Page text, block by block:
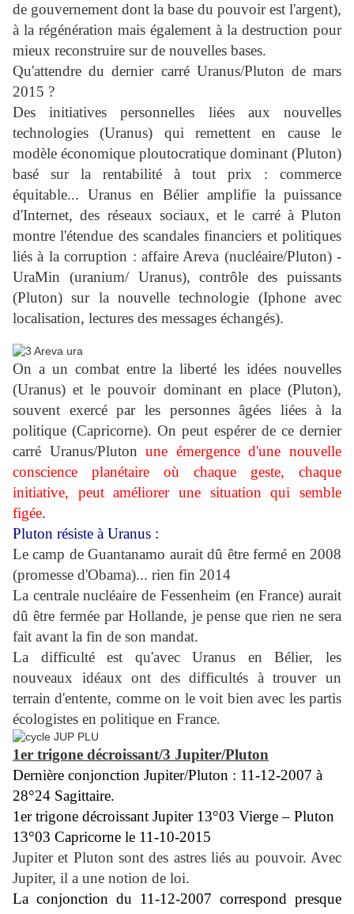
de gouvernement dont la base du pouvoir est l'argent),
à la régénération mais également à la destruction pour
mieux reconstruire sur de nouvelles bases.
Qu'attendre du dernier carré Uranus/Pluton de mars
2015 ?
Des initiatives personnelles liées aux nouvelles
technologies (Uranus) qui remettent en cause le
modèle économique ploutocratique dominant (Pluton)
basé sur la rentabilité à tout prix : commerce
équitable... Uranus en Bélier amplifie la puissance
d'Internet, des réseaux sociaux, et le carré à Pluton
montre l'étendue des scandales financiers et politiques
liés à la corruption : affaire Areva (nucléaire/Pluton) -
UraMin (uranium/ Uranus), contrôle des puissants
(Pluton) sur la nouvelle technologie (Iphone avec
localisation, lectures des messages échangés).
On a un combat entre la liberté les idées nouvelles
(Uranus) et le pouvoir dominant en place (Pluton),
souvent exercé par les personnes âgées liées à la
politique (Capricorne).On peut espérer de ce dernier
carré Uranus/Pluton une émergence d'une nouvelle
conscience planétaire où chaque geste, chaque
initiative, peut améliorer une situation qui semble
figée.
Pluton résiste à Uranus :
Le camp de Guantanamo aurait dû être fermé en 2008
(promesse d'Obama)... rien fin 2014
La centrale nucléaire de Fessenheim (en France) aurait
dû être fermée par Hollande, je pense que rien ne sera
fait avant la fin de son mandat.
La difficulté est qu'avec Uranus en Bélier, les
nouveaux idéaux ont des difficultés à trouver un
terrain d'entente, comme on le voit bien avec les partis
écologistes en politique en France.
1er trigone décroissant/3 Jupiter/Pluton
Dernière conjonction Jupiter/Pluton : 11-12-2007 à
28°24 Sagittaire.
1er trigone décroissant Jupiter 13°03 Vierge – Pluton
13°03 Capricorne le 11-10-2015
Jupiter et Pluton sont des astres liés au pouvoir. Avec
Jupiter, il a une notion de loi.
La conjonction du 11-12-2007 correspond presque